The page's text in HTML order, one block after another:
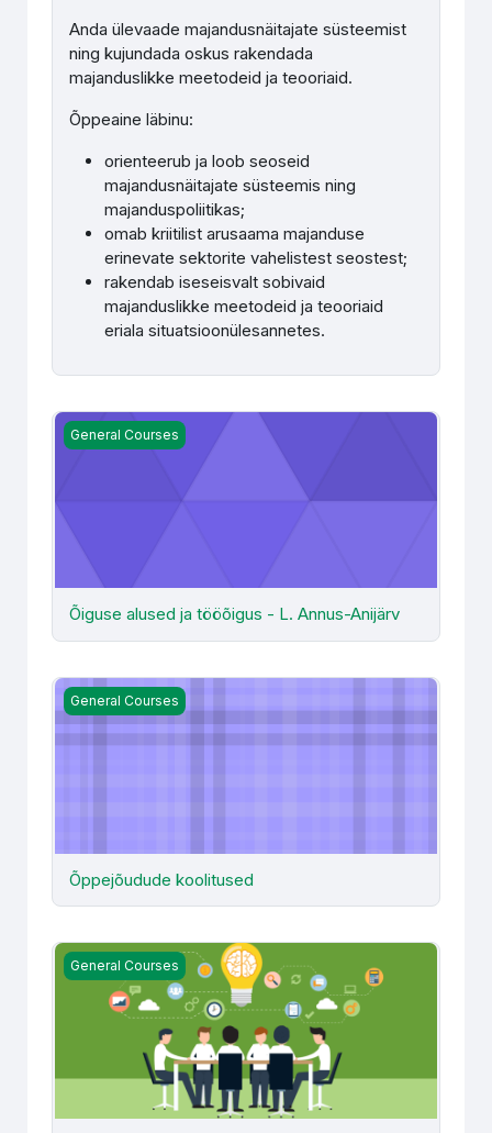
Anda ülevaade majandusnäitajate süsteemist
ning kujundada oskus rakendada
majanduslikke meetodeid ja teooriaid.
Õppeaine läbinu:
orienteerub ja loob seoseid
majandusnäitajate süsteemis ning
majanduspoliitikas;
omab kriitilist arusaama majanduse
erinevate sektorite vahelistest seostest;
rakendab iseseisvalt sobivaid
majanduslikke meetodeid ja teooriaid
eriala situatsioonülesannetes.
Õiguse alused ja tööõigus - L. Annus-Anijärv
General Courses
Õiguse alused ja tööõigus - L. Annus-Anijärv
Õppejõudude koolitused
General Courses
Õppejõudude koolitused
Projektijuhtimine (MÄJ018) KTI2024, KÄJ2024- K.
General Courses